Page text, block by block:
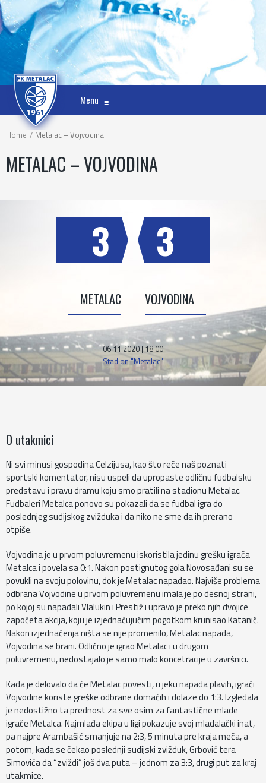
Menu ≡
Home Metalac – Vojvodina
METALAC – VOJVODINA
3
METALAC
3
VOJVODINA
06.11.2020 | 18:00
Stadion "Metalac"
O utakmici
Ni svi minusi gospodina Celzijusa, kao što reče naš poznati
sportski komentator, nisu uspeli da upropaste odličnu fudbalsku
predstavu i pravu dramu koju smo pratili na stadionu Metalac.
Fudbaleri Metalca ponovo su pokazali da se fudbal igra do
poslednjeg sudijskog zvižduka i da niko ne sme da ih prerano
otpiše.
Vojvodina je u prvom poluvremenu iskoristila jedinu grešku igrača
Metalca i povela sa 0:1. Nakon postignutog gola Novosađani su se
povukli na svoju polovinu, dok je Metalac napadao. Najviše problema
odbrana Vojvodine u prvom poluvremenu imala je po desnoj strani,
po kojoj su napadali Vlalukin i Prestiž i upravo je preko njih dvojice
započeta akcija, koju je izjednačujućim pogotkom krunisao Katanić.
Nakon izjednačenja ništa se nije promenilo, Metalac napada,
Vojvodina se brani. Odlično je igrao Metalac i u drugom
poluvremenu, nedostajalo je samo malo koncetracije u završnici.
Kada je delovalo da će Metalac povesti, u jeku napada plavih, igrači
Vojvodine koriste greške odbrane domaćih i dolaze do 1:3. Izgledala
je nedostižno ta prednost za sve osim za fantastične mlade
igrače Metalca. Najmlađa ekipa u ligi pokazuje svoj mladalački inat,
pa najpre Arambašić smanjuje na 2:3, 5 minuta pre kraja meča, a
potom, kada se čekao poslednji sudijski zvižduk, Grbović tera
Simovića da “zviždi” još dva puta – jednom za 3:3, drugi put za kraj
utakmice.